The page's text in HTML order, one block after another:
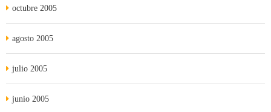
octubre 2005
agosto 2005
julio 2005
junio 2005